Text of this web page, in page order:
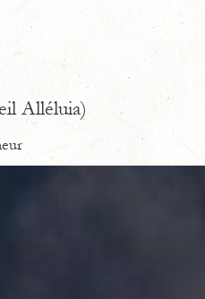
Alléluia)